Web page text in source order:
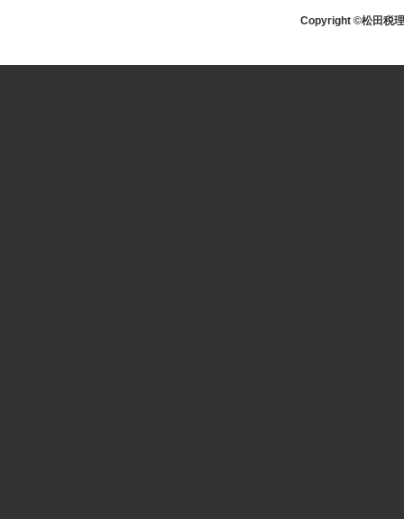
Copyright ©松田税